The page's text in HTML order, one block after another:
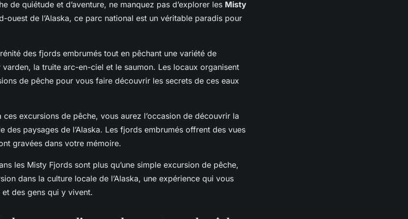
de quiétude et d’aventure, ne manquez pas d’explorer les Misty
ouest de l’Alaska, ce parc national est un véritable paradis pour
des fjords embrumés tout en pêchant une variété de
la truite arc-en-ciel et le saumon. Les locaux organisent
de pêche pour vous faire découvrir les secrets de ces eaux
excursions de pêche, vous aurez l’occasion de découvrir la
des paysages de l’Alaska. Les fjords embrumés offrent des vues
gravées dans votre mémoire.
les Misty Fjords sont plus qu’une simple excursion de pêche,
dans la culture locale de l’Alaska, une expérience qui vous
des gens qui y vivent.